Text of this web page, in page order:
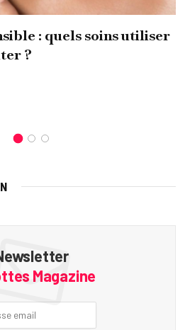
: quels soins utiliser
?
Magazine